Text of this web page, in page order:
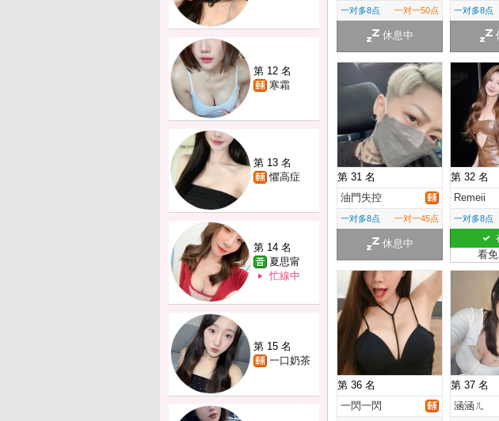
第 12 名
寒霜
第 13 名
懼高症
第 14 名
夏思甯
忙線中
第 15 名
一口奶茶
一对多8点 一对一50点
休息中
一对多8点
第 31 名
油門失控
一对多8点 一对一45点
休息中
第 32 名
Remeii
一对多8点
看
第 36 名
一閃一閃
第 37 名
涵涵ㄦ